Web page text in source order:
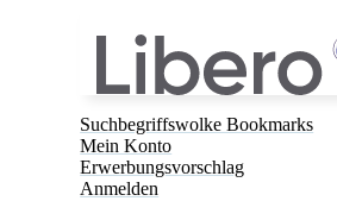
Suchbegriffswolke Bookmarks
Mein Konto
Erwerbungsvorschlag
Anmelden